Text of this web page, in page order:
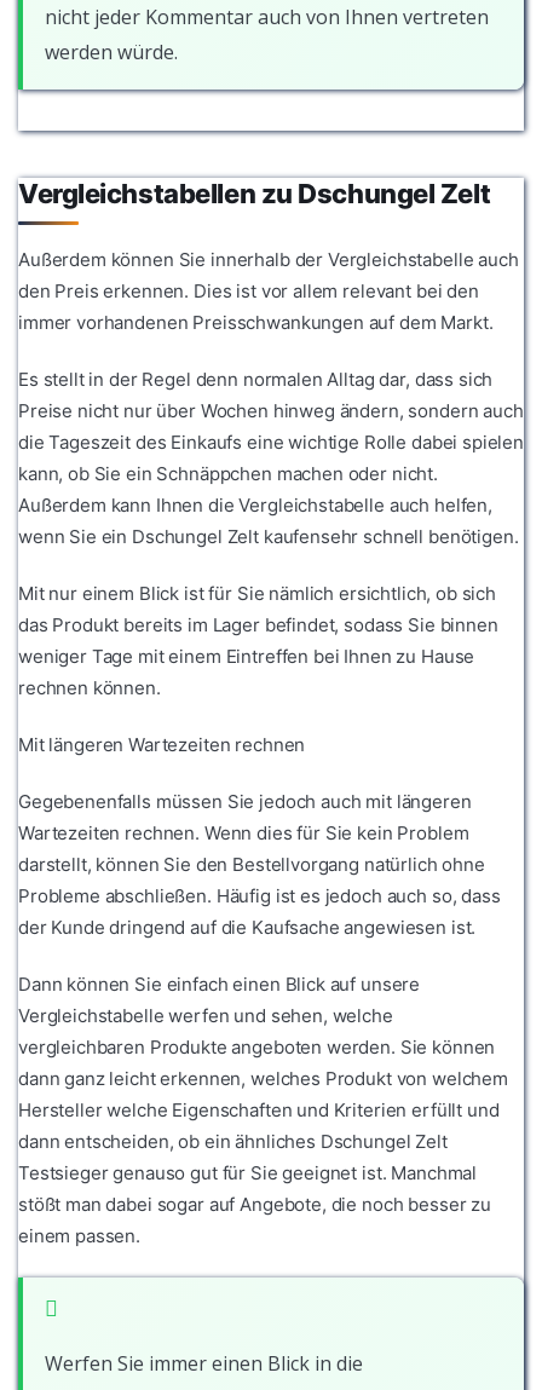
nicht jeder Kommentar auch von Ihnen vertreten
werden würde.
Vergleichstabellen zu Dschungel Zelt
Außerdem können Sie innerhalb der Vergleichstabelle auch
den Preis erkennen. Dies ist vor allem relevant bei den
immer vorhandenen Preisschwankungen auf dem Markt.
Es stellt in der Regel denn normalen Alltag dar, dass sich
Preise nicht nur über Wochen hinweg ändern, sondern auch
die Tageszeit des Einkaufs eine wichtige Rolle dabei spielen
kann, ob Sie ein Schnäppchen machen oder nicht.
Außerdem kann Ihnen die Vergleichstabelle auch helfen,
wenn Sie ein Dschungel Zelt kaufensehr schnell benötigen.
Mit nur einem Blick ist für Sie nämlich ersichtlich, ob sich
das Produkt bereits im Lager befindet, sodass Sie binnen
weniger Tage mit einem Eintreffen bei Ihnen zu Hause
rechnen können.
Mit längeren Wartezeiten rechnen
Gegebenenfalls müssen Sie jedoch auch mit längeren
Wartezeiten rechnen. Wenn dies für Sie kein Problem
darstellt, können Sie den Bestellvorgang natürlich ohne
Probleme abschließen. Häufig ist es jedoch auch so, dass
der Kunde dringend auf die Kaufsache angewiesen ist.
Dann können Sie einfach einen Blick auf unsere
Vergleichstabelle werfen und sehen, welche
vergleichbaren Produkte angeboten werden. Sie können
dann ganz leicht erkennen, welches Produkt von welchem
Hersteller welche Eigenschaften und Kriterien erfüllt und
dann entscheiden, ob ein ähnliches Dschungel Zelt
Testsieger genauso gut für Sie geeignet ist. Manchmal
stößt man dabei sogar auf Angebote, die noch besser zu
einem passen.
Werfen Sie immer einen Blick in die